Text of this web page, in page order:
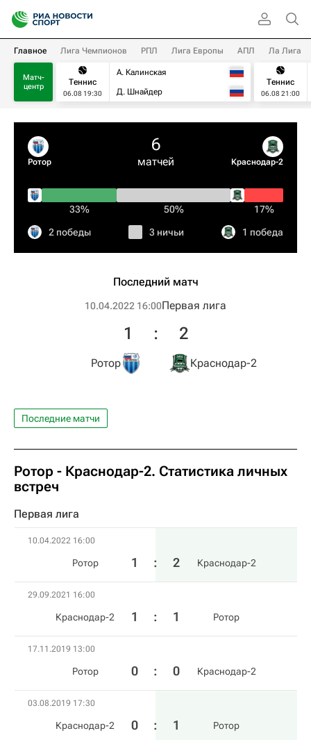
Главное Лига Чемпионов РПЛ Лига Европы АПЛ Ла Лига
Матч-
центр
Теннис
06.08 19:30
А. Калинская
Д. Шнайдер
Теннис
06.08 21:00
Ротор
6
матчей Краснодар-2
33% 50% 17%
2 победы 3 ничьи 1 победа
Последний матч
10.04.2022 16:00Первая лига
Ротор
1 : 2
Краснодар-2
Последние матчи
Ротор - Краснодар-2. Статистика личных
встреч
Первая лига
10.04.2022 16:00
Ротор 1 : 2 Краснодар-2
29.09.2021 16:00
Краснодар-2 1 : 1 Ротор
17.11.2019 13:00
Ротор 0 : 0 Краснодар-2
03.08.2019 17:30
Краснодар-2 0 : 1 Ротор